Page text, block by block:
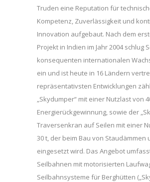
Truden eine Reputation für
Kompetenz, Zuverlässigkeit und
Innovation aufgebaut. Nach dem
Projekt in Indien im Jahr 2004 schlug
konsequenten internationalen
ein und ist heute in 16 Ländern
repräsentativsten Entwicklungen
„Skydumper“ mit einer Nutzlast von
Energierückgewinnung, sowie der
Traversenkran auf Seilen mit einer
30 t, der beim Bau von Staudämmen
eingesetzt wird. Das Angebot
Seilbahnen mit motorisierten
Seilbahnsysteme für Berghütten